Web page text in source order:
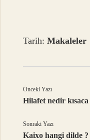
Tarih:Makaleler
Önceki Yazı
Hilafet nedir kısaca
Sonraki Yazı
Kaixo hangi dilde ?